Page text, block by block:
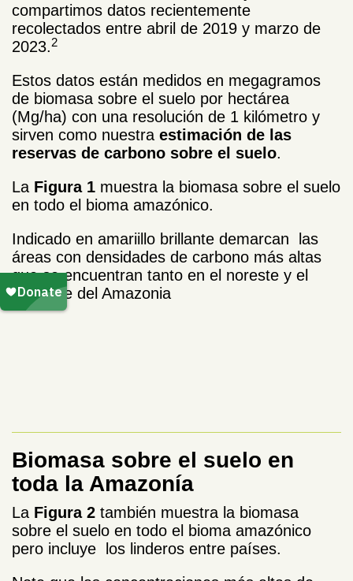
compartimos datos recientemente
recolectados entre abril de 2019 y marzo de
2023.2
Estos datos están medidos en megagramos
de biomasa sobre el suelo por hectárea
(Mg/ha) con una resolución de 1 kilómetro y
sirven como nuestra estimación de las
reservas de carbono sobre el suelo.
La Figura 1 muestra la biomasa sobre el suelo
en todo el bioma amazónico.
Indicado en amariillo brillante demarcan las
áreas con densidades de carbono más altas
que se encuentran tanto en el noreste y el
suroeste del Amazonia
Biomasa sobre el suelo en
toda la Amazonía
La Figura 2 también muestra la biomasa
sobre el suelo en todo el bioma amazónico
pero incluye los linderos entre países.